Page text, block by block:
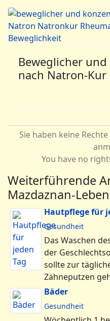
Beweglicher
nach Natron-Kur
Sie haben keine
You have no
Weiterführende
Mazdaznan-
Hautpflege für
Gesundheit
Das Waschen
der
sollte zur
Zähneputzen
Bäder
Gesundheit